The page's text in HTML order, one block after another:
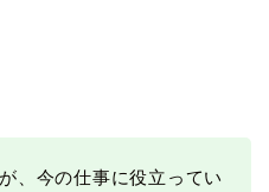
、今の仕事に役立ってい